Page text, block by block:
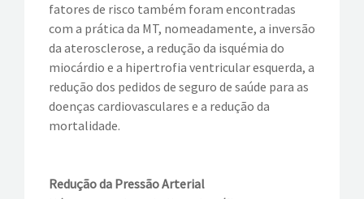
fatores de risco também foram encontradas
com a prática da MT, nomeadamente, a inversão
da aterosclerose, a redução da isquémia do
miocárdio e a hipertrofia ventricular esquerda, a
redução dos pedidos de seguro de saúde para as
doenças cardiovasculares e a redução da
mortalidade.
Redução da Pressão Arterial